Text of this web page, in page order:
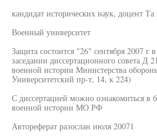
кандидат исторических наук, доцент
Военный университет
Защита состоится "26" сентября 2007 г
заседании диссертационного совета Д
военной истории Министерства
Университетский пр-т, 14, к 224)
С диссертацией можно ознакомиться в
военной истории МО РФ
Автореферат разослан июля 20071